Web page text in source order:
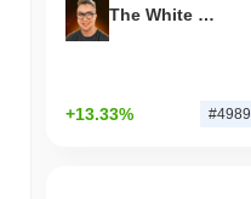
The White Bull
+13.33% #4989